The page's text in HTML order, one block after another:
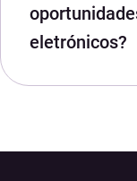
eletrónicos?